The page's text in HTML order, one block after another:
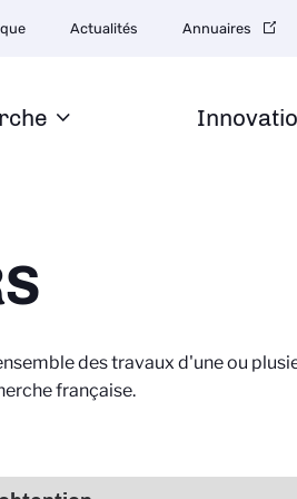
Actualités Annuaires
des travaux d'une ou
française.